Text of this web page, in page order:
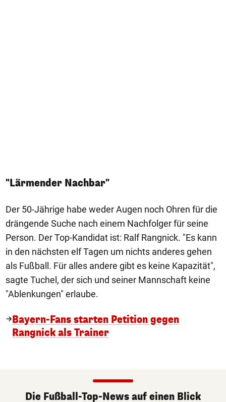
"Lärmender Nachbar"
Der 50-Jährige habe weder Augen noch Ohren für die
drängende Suche nach einem Nachfolger für seine
Person. Der Top-Kandidat ist: Ralf Rangnick. "Es kann
in den nächsten elf Tagen um nichts anderes gehen
als Fußball. Für alles andere gibt es keine Kapazität",
sagte Tuchel, der sich und seiner Mannschaft keine
"Ablenkungen" erlaube.
Bayern-Fans starten Petition gegen
Rangnick als Trainer
Die Fußball-Top-News auf einen Blick